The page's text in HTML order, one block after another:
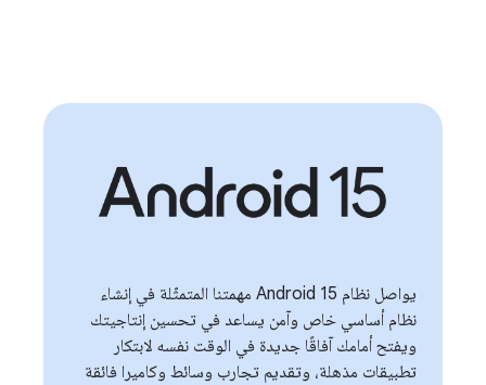
يواصل نظام Android 15 مهمتنا المتمثّلة في إنشاء
نظام أساسي خاص وآمن يساعد في تحسين إنتاجيتك
ويفتح أمامك آفاقًا جديدة في الوقت نفسه لابتكار
تطبيقات مذهلة، وتقديم تجارب وسائط وكاميرا فائقة